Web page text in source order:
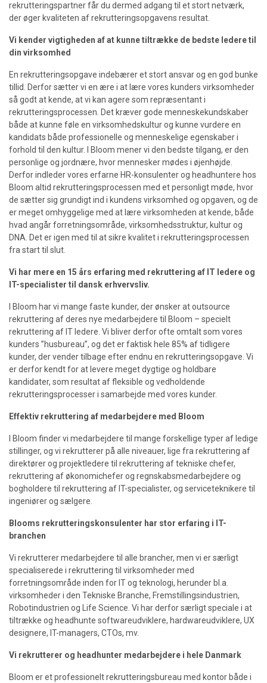
rekrutteringspartner får du dermed adgang til et stort netværk,
der øger kvaliteten af rekrutteringsopgavens resultat.
Vi kender vigtigheden af at kunne tiltrække de bedste ledere til
din virksomhed
En rekrutteringsopgave indebærer et stort ansvar og en god bunke
tillid. Derfor sætter vi en ære i at lære vores kunders virksomheder
så godt at kende, at vi kan agere som repræsentant i
rekrutteringsprocessen. Det kræver gode menneskekundskaber
både at kunne føle en virksomhedskultur og kunne vurdere en
kandidats både professionelle og menneskelige egenskaber i
forhold til den kultur. I Bloom mener vi den bedste tilgang, er den
personlige og jordnære, hvor mennesker mødes i øjenhøjde.
Derfor indleder vores erfarne HR-konsulenter og headhuntere hos
Bloom altid rekrutteringsprocessen med et personligt møde, hvor
de sætter sig grundigt ind i kundens virksomhed og opgaven, og de
er meget omhyggelige med at lære virksomheden at kende, både
hvad angår forretningsområde, virksomhedsstruktur, kultur og
DNA. Det er igen med til at sikre kvalitet i rekrutteringsprocessen
fra start til slut.
Vi har mere en 15 års erfaring med rekruttering af IT ledere og
IT-specialister til dansk erhvervsliv.
I Bloom har vi mange faste kunder, der ønsker at outsource
rekruttering af deres nye medarbejdere til Bloom – specielt
rekruttering af IT ledere. Vi bliver derfor ofte omtalt som vores
kunders ”husbureau”, og det er faktisk hele 85% af tidligere
kunder, der vender tilbage efter endnu en rekrutteringsopgave. Vi
er derfor kendt for at levere meget dygtige og holdbare
kandidater, som resultat af fleksible og vedholdende
rekrutteringsprocesser i samarbejde med vores kunder.
Effektiv rekruttering af medarbejdere med Bloom
I Bloom finder vi medarbejdere til mange forskellige typer af ledige
stillinger, og vi rekrutterer på alle niveauer, lige fra rekruttering af
direktører og projektledere til rekruttering af tekniske chefer,
rekruttering af økonomichefer og regnskabsmedarbejdere og
bogholdere til rekruttering af IT-specialister, og serviceteknikere til
ingeniører og sælgere.
Blooms rekrutteringskonsulenter har stor erfaring i IT-
branchen
Vi rekrutterer medarbejdere til alle brancher, men vi er særligt
specialiserede i rekruttering til virksomheder med
forretningsområde inden for IT og teknologi, herunder bl.a.
virksomheder i den Tekniske Branche, Fremstillingsindustrien,
Robotindustrien og Life Science. Vi har derfor særligt speciale i at
tiltrække og headhunte softwareudviklere, hardwareudviklere, UX
designere, IT-managers, CTOs, mv.
Vi rekrutterer og headhunter medarbejdere i hele Danmark
Bloom er et professionelt rekrutteringsbureau med kontor både i